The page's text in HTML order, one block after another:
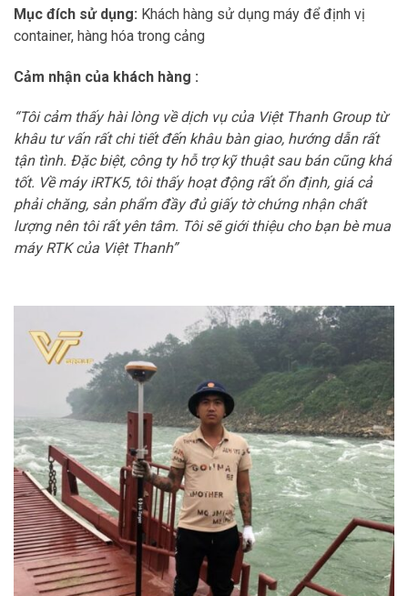
Mục đích sử dụng: Khách hàng sử dụng máy để định vị
container, hàng hóa trong cảng
Cảm nhận của khách hàng :
“Tôi cảm thấy hài lòng về dịch vụ của Việt Thanh Group từ
khâu tư vấn rất chi tiết đến khâu bàn giao, hướng dẫn rất
tận tình. Đặc biệt, công ty hỗ trợ kỹ thuật sau bán cũng khá
tốt. Về máy iRTK5, tôi thấy hoạt động rất ổn định, giá cả
phải chăng, sản phẩm đầy đủ giấy tờ chứng nhận chất
lượng nên tôi rất yên tâm. Tôi sẽ giới thiệu cho bạn bè mua
máy RTK của Việt Thanh”